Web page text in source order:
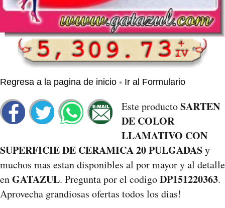
Regresa a la pagina de inicio • Ir al Formulario
Este productoSARTEN
DE COLOR
LLAMATIVO CON
SUPERFICIE DE CERAMICA 20 PULGADASy
muchos mas estan disponibles al por mayor y al detalle
enGATAZUL. Pregunta por el codigoDP151220363.
Aprovecha grandiosas ofertas todos los dias!